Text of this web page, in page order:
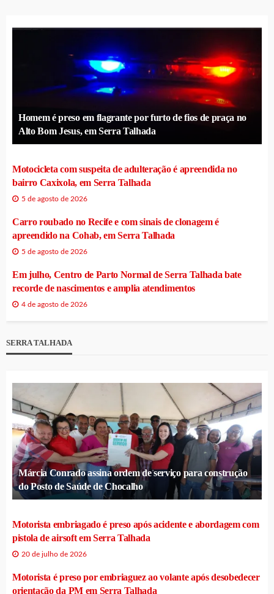
Homem é preso em flagrante por furto de fios de praça no
Alto Bom Jesus, em Serra Talhada
Motocicleta com suspeita de adulteração é apreendida no
bairro Caxixola, em Serra Talhada
5 de agosto de 2026
Carro roubado no Recife e com sinais de clonagem é
apreendido na Cohab, em Serra Talhada
5 de agosto de 2026
Em julho, Centro de Parto Normal de Serra Talhada bate
recorde de nascimentos e amplia atendimentos
4 de agosto de 2026
SERRA TALHADA
Márcia Conrado assina ordem de serviço para construção
do Posto de Saúde de Chocalho
Motorista embriagado é preso após acidente e abordagem com
pistola de airsoft em Serra Talhada
20 de julho de 2026
Motorista é preso por embriaguez ao volante após desobedecer
orientação da PM em Serra Talhada